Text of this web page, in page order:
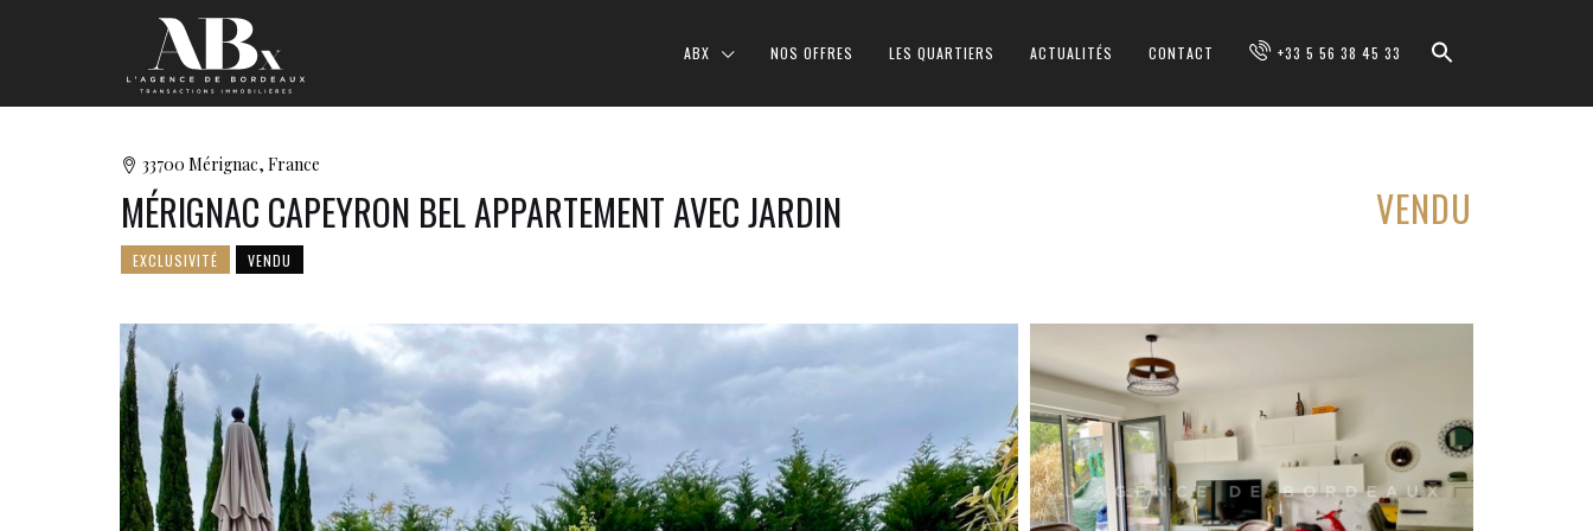
ABX NOS OFFRES LES QUARTIERS ACTUALITÉS CONTACT +33 5 56 38 45 33
33700 Mérignac, France
MÉRIGNAC CAPEYRON BEL APPARTEMENT AVEC JARDIN VENDU
EXCLUSIVITÉ VENDU